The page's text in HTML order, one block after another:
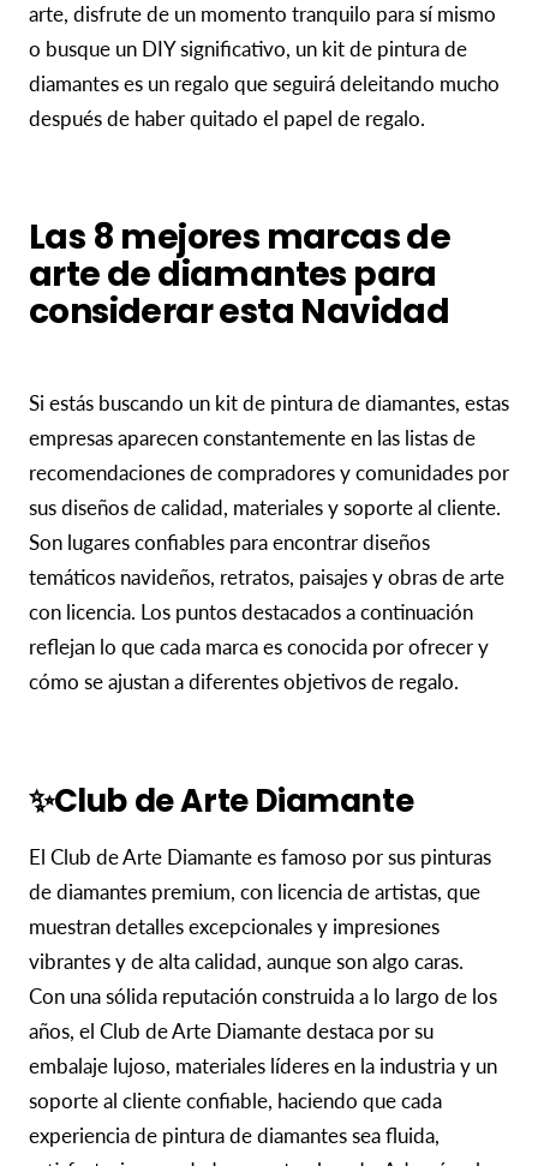
arte, disfrute de un momento tranquilo para sí mismo
o busque un DIY significativo, un kit de pintura de
diamantes es un regalo que seguirá deleitando mucho
después de haber quitado el papel de regalo.
Las 8 mejores marcas de
arte de diamantes para
considerar esta Navidad
Si estás buscando un kit de pintura de diamantes, estas
empresas aparecen constantemente en las listas de
recomendaciones de compradores y comunidades por
sus diseños de calidad, materiales y soporte al cliente.
Son lugares confiables para encontrar diseños
temáticos navideños, retratos, paisajes y obras de arte
con licencia. Los puntos destacados a continuación
reflejan lo que cada marca es conocida por ofrecer y
cómo se ajustan a diferentes objetivos de regalo.
✨Club de Arte Diamante
El Club de Arte Diamante es famoso por sus pinturas
de diamantes premium, con licencia de artistas, que
muestran detalles excepcionales y impresiones
vibrantes y de alta calidad, aunque son algo caras.
Con una sólida reputación construida a lo largo de los
años, el Club de Arte Diamante destaca por su
embalaje lujoso, materiales líderes en la industria y un
soporte al cliente confiable, haciendo que cada
experiencia de pintura de diamantes sea fluida,